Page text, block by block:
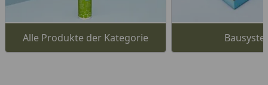
Alle Produkte der Kategorie